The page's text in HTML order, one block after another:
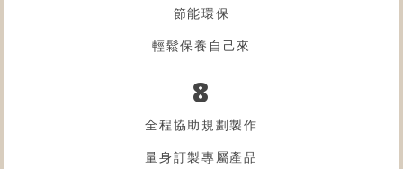
節能環保
輕鬆保養自己來
8
全程協助規劃製作
量身訂製專屬產品